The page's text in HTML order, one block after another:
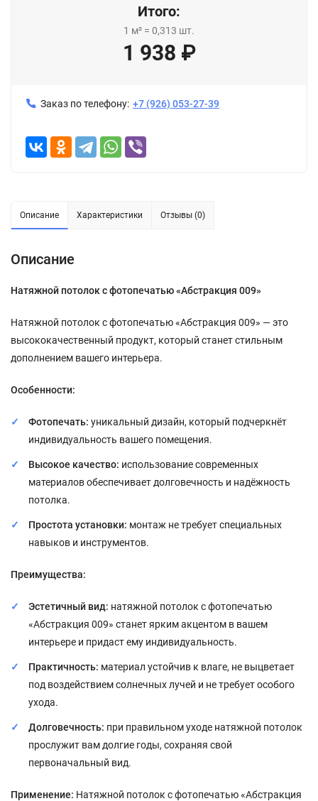
Итого:
1 м² = 0,313 шт.
1 938 ₽
Заказ по телефону: +7 (926) 053-27-39
Описание Характеристики Отзывы (0)
Описание
Натяжной потолок с фотопечатью «Абстракция 009»
Натяжной потолок с фотопечатью «Абстракция 009» — это
высококачественный продукт, который станет стильным
дополнением вашего интерьера.
Особенности:
Фотопечать: уникальный дизайн, который подчеркнёт
индивидуальность вашего помещения.
Высокое качество: использование современных
материалов обеспечивает долговечность и надёжность
потолка.
Простота установки: монтаж не требует специальных
навыков и инструментов.
Преимущества:
Эстетичный вид: натяжной потолок с фотопечатью
«Абстракция 009» станет ярким акцентом в вашем
интерьере и придаст ему индивидуальность.
Практичность: материал устойчив к влаге, не выцветает
под воздействием солнечных лучей и не требует особого
ухода.
Долговечность: при правильном уходе натяжной потолок
прослужит вам долгие годы, сохраняя свой
первоначальный вид.
Применение: Натяжной потолок с фотопечатью «Абстракция